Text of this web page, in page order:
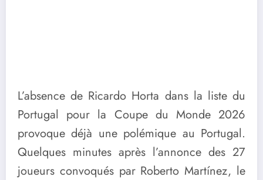
L’absence de Ricardo Horta dans la liste du
Portugal pour la Coupe du Monde 2026
provoque déjà une polémique au Portugal.
Quelques minutes après l’annonce des 27
joueurs convoqués par Roberto Martínez, le